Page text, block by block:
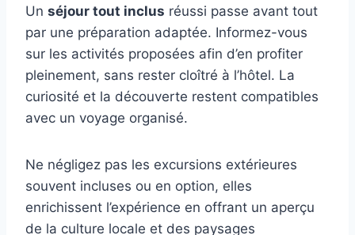
Un séjour tout inclus réussi passe avant tout
par une préparation adaptée. Informez-vous
sur les activités proposées afin d’en profiter
pleinement, sans rester cloîtré à l’hôtel. La
curiosité et la découverte restent compatibles
avec un voyage organisé.
Ne négligez pas les excursions extérieures
souvent incluses ou en option, elles
enrichissent l’expérience en offrant un aperçu
de la culture locale et des paysages